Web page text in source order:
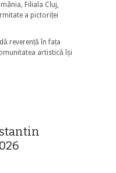
Filiala Cluj,
a pictoriței
reverență în fața
artistică își